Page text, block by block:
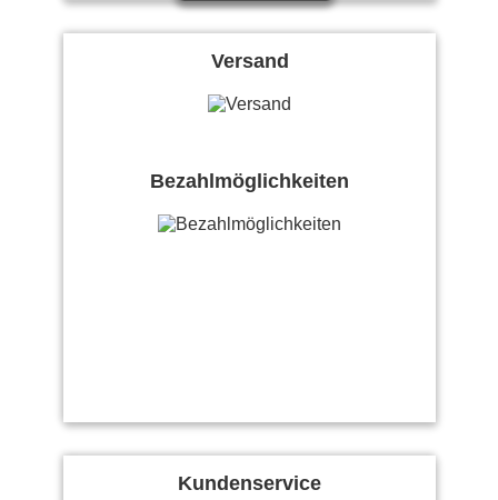
Versand
Bezahlmöglichkeiten
Kundenservice